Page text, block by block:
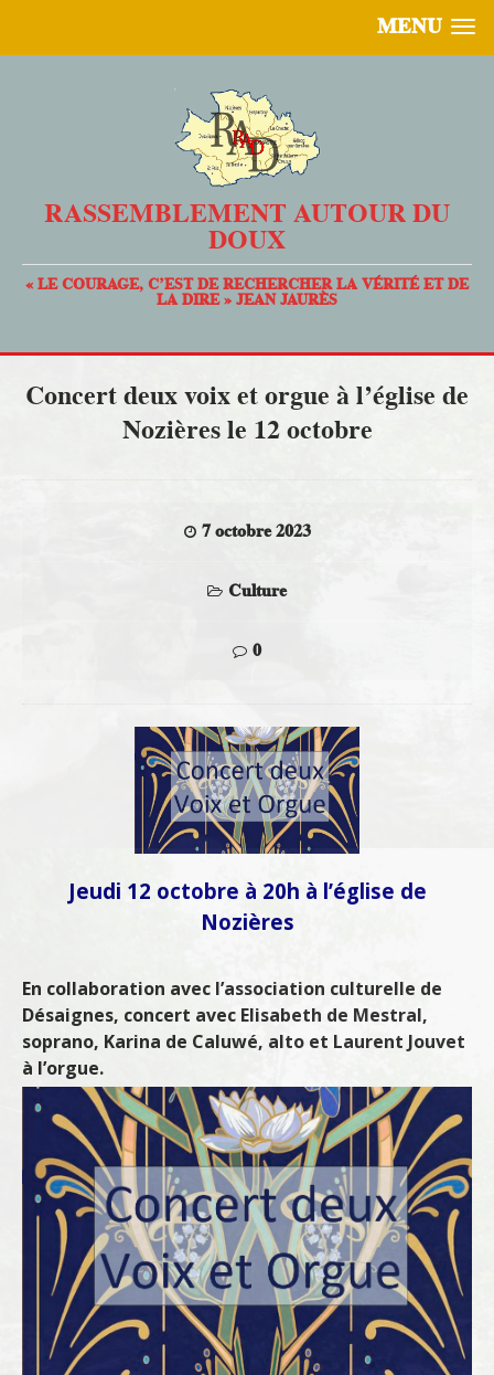
MENU
RASSEMBLEMENT AUTOUR DU
DOUX
« LE COURAGE, C’EST DE RECHERCHER LA VÉRITÉ ET DE
LA DIRE » JEAN JAURÈS
Concert deux voix et orgue à l’église de
Nozières le 12 octobre
7 octobre 2023
Culture
0
Jeudi 12 octobre à 20h à l’église de
Nozières
En collaboration avec l’association culturelle de
Désaignes, concert avec Elisabeth de Mestral,
soprano, Karina de Caluwé, alto et Laurent Jouvet
à l’orgue.